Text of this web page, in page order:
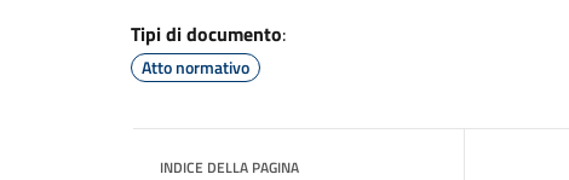
Tipi di documento:
Atto normativo
INDICE DELLA PAGINA